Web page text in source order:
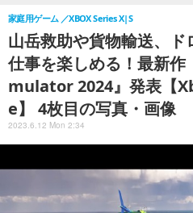
山岳救助や貨物輸送、
仕事を楽しめる！最新
mulator 2024』発表【
e】 4枚目の写真・画像
家庭用ゲーム XBOX Series X|S
2023.6.12 Mon 2:34